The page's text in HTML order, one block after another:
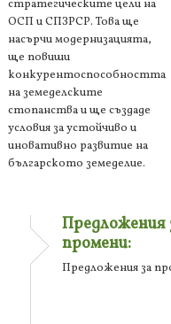
стратегическите цели на
ОСП и СПЗРСР. Това ще
насърчи модернизацията,
ще повиши
конкурентоспособността
на земеделските
стопанства и ще създаде
условия за устойчиво и
иновативно развитие на
българското земеделие.
Предложения
промени:
Предложения за